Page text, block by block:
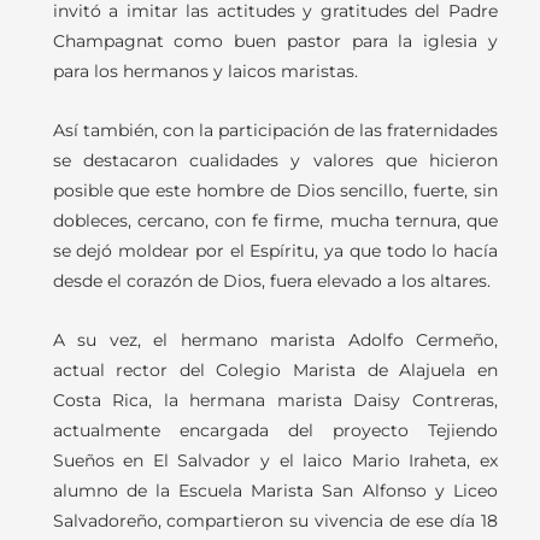
invitó a imitar las actitudes y gratitudes del Padre
Champagnat como buen pastor para la iglesia y
para los hermanos y laicos maristas.
Así también, con la participación de las fraternidades
se destacaron cualidades y valores que hicieron
posible que este hombre de Dios sencillo, fuerte, sin
dobleces, cercano, con fe firme, mucha ternura, que
se dejó moldear por el Espíritu, ya que todo lo hacía
desde el corazón de Dios, fuera elevado a los altares.
A su vez, el hermano marista Adolfo Cermeño,
actual rector del Colegio Marista de Alajuela en
Costa Rica, la hermana marista Daisy Contreras,
actualmente encargada del proyecto Tejiendo
Sueños en El Salvador y el laico Mario Iraheta, ex
alumno de la Escuela Marista San Alfonso y Liceo
Salvadoreño, compartieron su vivencia de ese día 18